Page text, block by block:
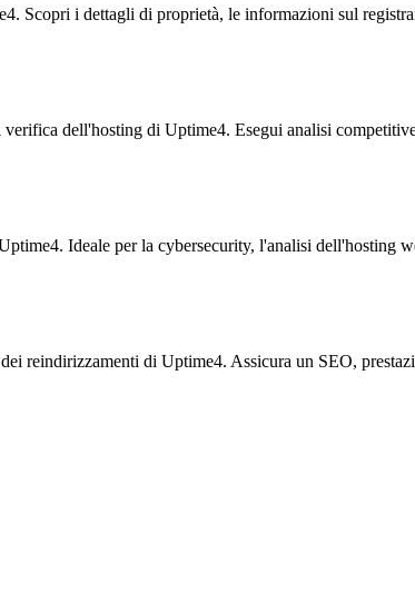
i dettagli di proprietà, le informazioni sul
dell'hosting di Uptime4. Esegui analisi
Ideale per la cybersecurity, l'analisi dell'hosting
reindirizzamenti di Uptime4. Assicura un SEO,